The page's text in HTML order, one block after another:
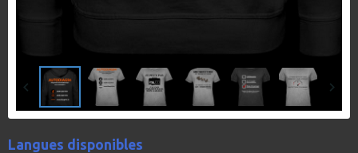
Langues disponibles